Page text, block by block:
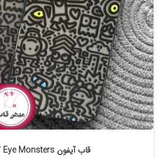
قاب آیفون Eye Monsters کد-۱۰۸۳۴۶